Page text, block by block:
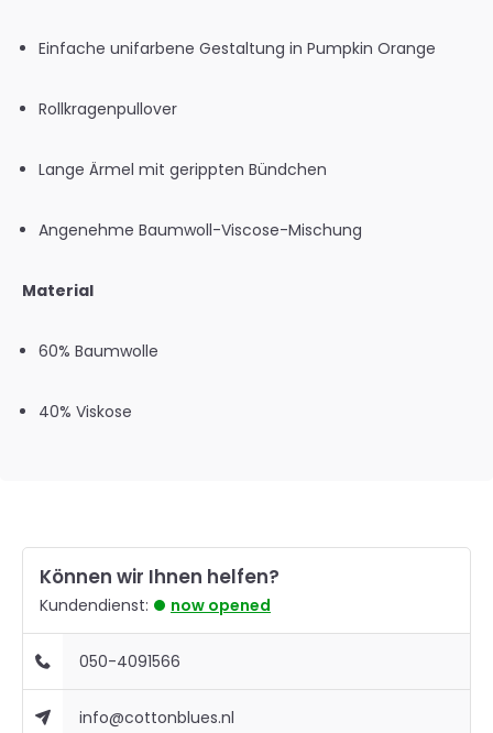
Einfache unifarbene Gestaltung in Pumpkin Orange
Rollkragenpullover
Lange Ärmel mit gerippten Bündchen
Angenehme Baumwoll-Viscose-Mischung
Material
60% Baumwolle
40% Viskose
Können wir Ihnen helfen?
Kundendienst: now opened
050-4091566
info@cottonblues.nl